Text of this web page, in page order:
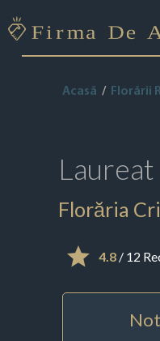
Acasă Florării
Florăria
4.8/ 12